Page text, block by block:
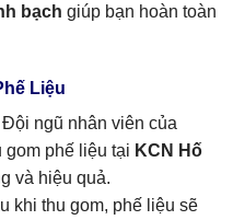
bạch giúp bạn hoàn toàn
Liệu
Đội ngũ nhân viên của
gom phế liệu tại KCN Hố
và hiệu quả.
khi thu gom, phế liệu sẽ